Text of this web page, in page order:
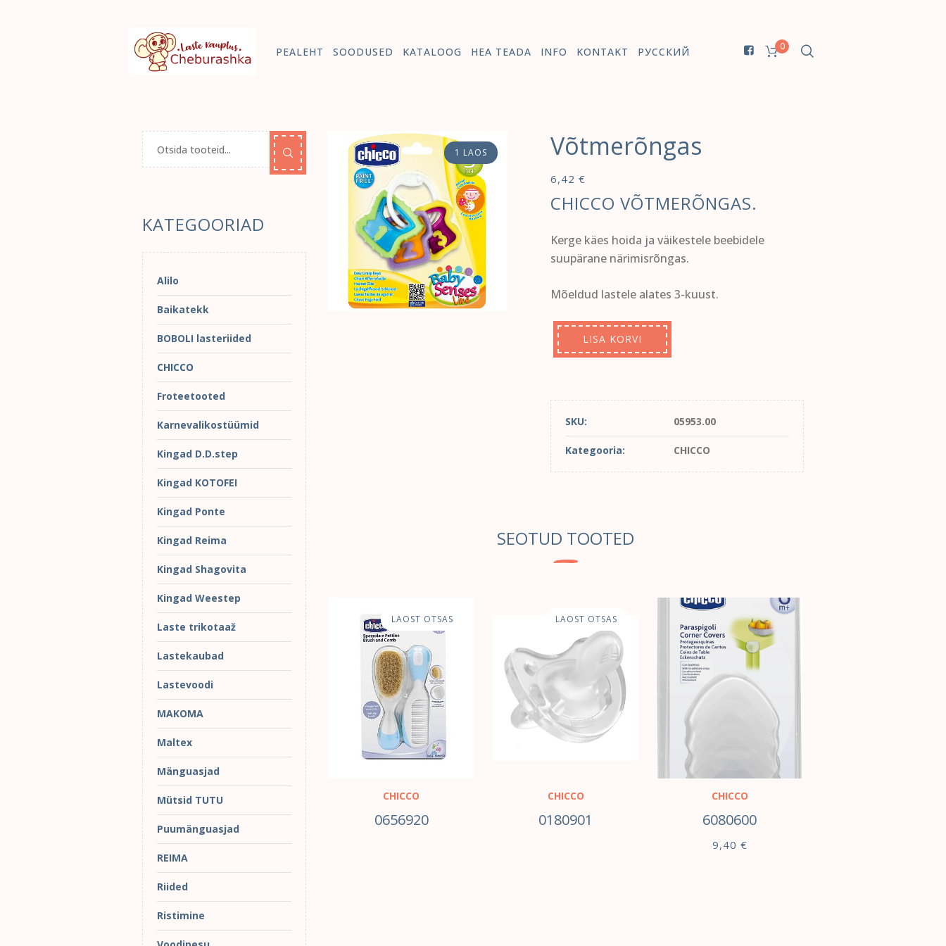
0
PEALEHT SOODUSED KATALOOG HEA TEADA INFO KONTAKT РУССКИЙ
1 LAOS Võtmerõngas
6,42 €
CHICCO VÕTMERÕNGAS.
Kerge käes hoida ja väikestele beebidele
suupärane närimisrõngas.
Mõeldud lastele alates 3-kuust.
LISA KORVI
SKU: 05953.00
Kategooria: CHICCO
SEOTUD TOOTED
LAOST OTSAS
CHICCO
0656920
LAOST OTSAS
CHICCO
0180901
CHICCO
6080600
9,40 €
KATEGOORIAD
Alilo
Baikatekk
BOBOLI lasteriided
CHICCO
Froteetooted
Karnevalikostüümid
Kingad D.D.step
Kingad KOTOFEI
Kingad Ponte
Kingad Reima
Kingad Shagovita
Kingad Weestep
Laste trikotaaž
Lastekaubad
Lastevoodi
MAKOMA
Maltex
Mänguasjad
Mütsid TUTU
Puumänguasjad
REIMA
Riided
Ristimine